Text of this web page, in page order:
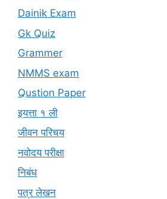
Dainik Exam
Gk Quiz
Grammer
NMMS exam
Qustion Paper
इयत्ता १ ली
जीवन परिचय
नवोदय परीक्षा
निबंध
पत्र लेखन